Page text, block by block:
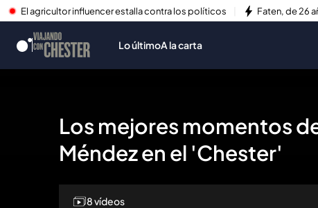
El agricultor influencer estalla contra los políticos Faten, de 26
Lo últimoA la carta
Los mejores momentos
Méndez en el 'Chester'
8 vídeos